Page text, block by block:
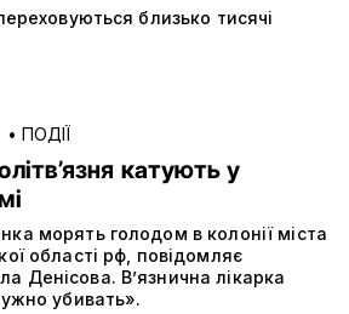
близько тисячі
• ПОДІЇ
катують у
морять голодом в колонії міста
області рф, повідомляє
Денісова. В’язнична лікарка
убивать».